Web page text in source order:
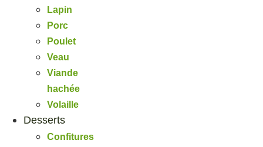
Lapin
Porc
Poulet
Veau
Viande
hachée
Volaille
Desserts
Confitures